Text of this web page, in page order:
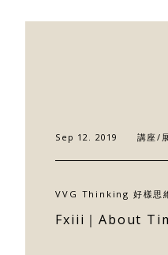
Sep 12. 2019 講座/
VVG Thinking 好樣思
Fxiii｜About